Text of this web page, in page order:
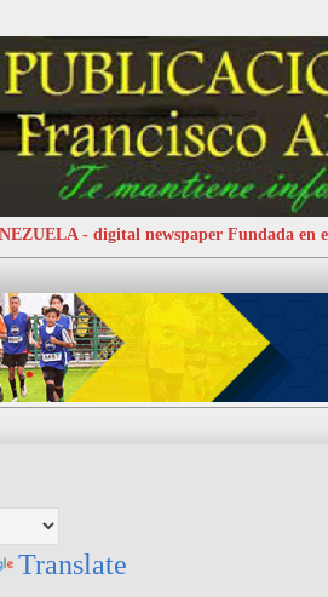
- digital newspaper Fundada en
Translate